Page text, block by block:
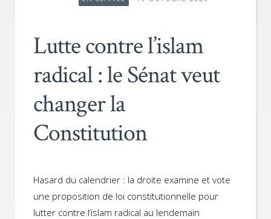
Lutte contre l’islam
radical : le Sénat veut
changer la
Constitution
Hasard du calendrier : la droite examine et vote
une proposition de loi constitutionnelle pour
lutter contre l’islam radical au lendemain